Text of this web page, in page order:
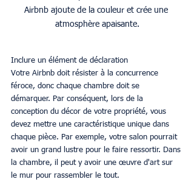
Airbnb ajoute de la couleur et crée une
atmosphère apaisante.
Inclure un élément de déclaration
Votre Airbnb doit résister à la concurrence
féroce, donc chaque chambre doit se
démarquer. Par conséquent, lors de la
conception du décor de votre propriété, vous
devez mettre une caractéristique unique dans
chaque pièce. Par exemple, votre salon pourrait
avoir un grand lustre pour le faire ressortir. Dans
la chambre, il peut y avoir une œuvre d'art sur
le mur pour rassembler le tout.